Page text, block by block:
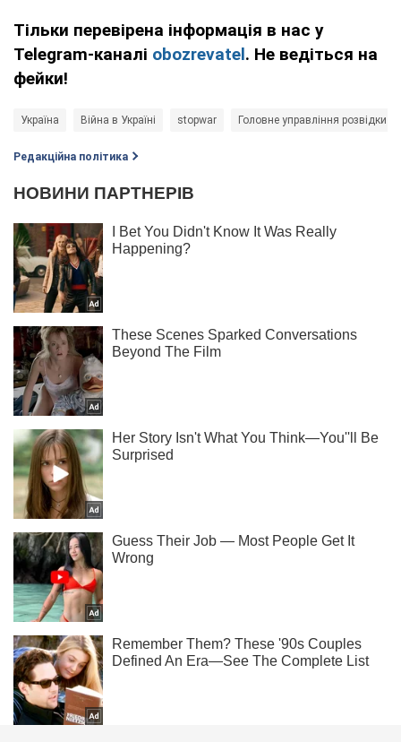
Тільки перевірена інформація в нас у
Telegram-каналі obozrevatel. Не ведіться на
фейки!
Україна Війна в Україні stopwar Головне управління розвідки
Редакційна політика